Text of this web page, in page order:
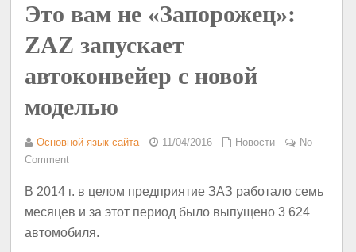
Это вам не «Запорожец»:
ZAZ запускает
автоконвейер с новой
моделью
Основной язык сайта 11/04/2016 Новости
No
Comment
В 2014 г. в целом предприятие ЗАЗ работало семь
месяцев и за этот период было выпущено 3 624
автомобиля.